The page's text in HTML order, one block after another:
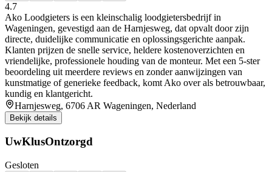
4.7
Ako Loodgieters is een kleinschalig loodgietersbedrijf in
Wageningen, gevestigd aan de Harnjesweg, dat opvalt door zijn
directe, duidelijke communicatie en oplossingsgerichte aanpak.
Klanten prijzen de snelle service, heldere kostenoverzichten en
vriendelijke, professionele houding van de monteur. Met een 5‑ster
beoordeling uit meerdere reviews en zonder aanwijzingen van
kunstmatige of generieke feedback, komt Ako over als betrouwbaar,
kundig en klantgericht.
Harnjesweg, 6706 AR Wageningen, Nederland
Bekijk details
UwKlusOntzorgd
Gesloten